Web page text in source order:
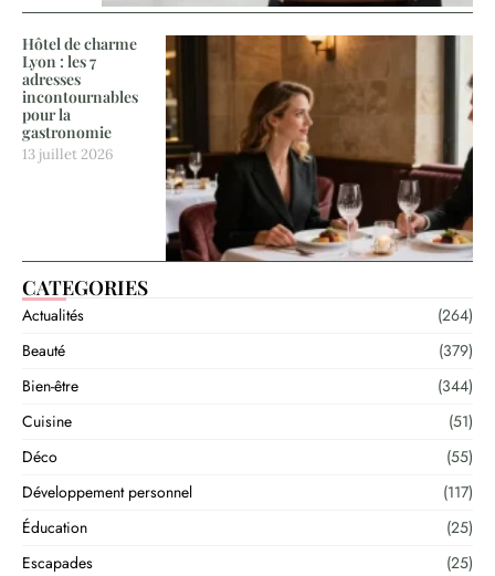
Hôtel de charme
Lyon : les 7
adresses
incontournables
pour la
gastronomie
13 juillet 2026
CATEGORIES
Actualités
(264)
Beauté
(379)
Bien-être
(344)
Cuisine
(51)
Déco
(55)
Développement personnel
(117)
Éducation
(25)
Escapades
(25)